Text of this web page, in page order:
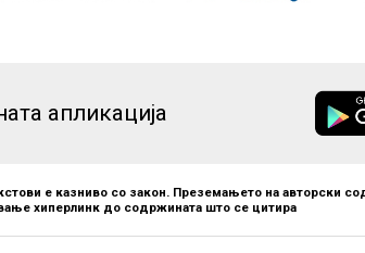
апликација
е казниво со закон. Преземањето на авторски
хиперлинк до содржината што се цитира